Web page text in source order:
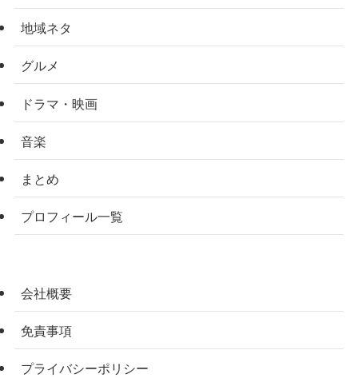
地域ネタ
グルメ
ドラマ・映画
音楽
まとめ
プロフィール一覧
会社概要
免責事項
プライバシーポリシー